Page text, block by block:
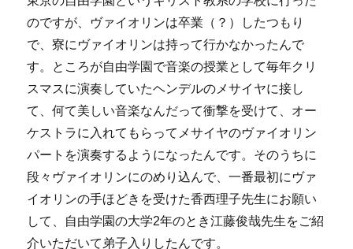
のですが、ヴァイオリンは卒業（？）したつもり
で、寮にヴァイオリンは持って行かなかったんで
す。ところが自由学園で音楽の授業として毎年クリ
スマスに演奏していたヘンデルのメサイヤに接し
て、何て美しい音楽なんだって衝撃を受けて、オー
ケストラに入れてもらってメサイヤのヴァイオリン
パートを演奏するようになったんです。そのうちに
段々ヴァイオリンにのめり込んで、一番最初にヴァ
イオリンの手ほどきを受けた香西理子先生にお願い
して、自由学園の大学2年のとき江藤俊哉先生をご紹
介いただいて弟子入りしたんです。